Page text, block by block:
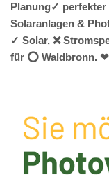
Planung✓
Solaranlagen &
✓ Solar, ❌
für ⭕ Waldbronn.